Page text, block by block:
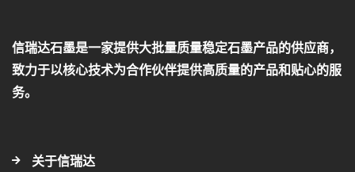
信瑞达石墨是一家提供大批量质量稳定石墨产品的供应商，
致力于以核心技术为合作伙伴提供高质量的产品和贴心的服
务。
关于信瑞达